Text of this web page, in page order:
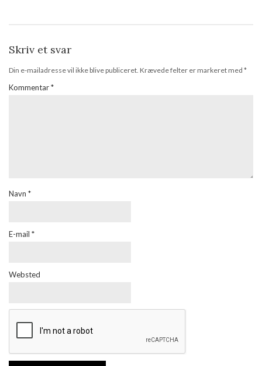
Skriv et svar
Din e-mailadresse vil ikke blive publiceret. Krævede felter er markeret med *
Kommentar*
Navn *
E-mail *
Websted